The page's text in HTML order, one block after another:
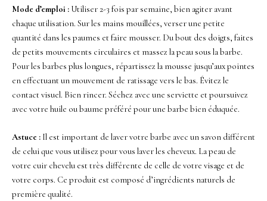
Mode d’emploi : Utiliser 2-3 fois par semaine, bien agiter avant
chaque utilisation. Sur les mains mouillées, verser une petite
quantité dans les paumes et faire mousser. Du bout des doigts, faites
de petits mouvements circulaires et massez la peau sous la barbe.
Pour les barbes plus longues, répartissez la mousse jusqu’aux pointes
en effectuant un mouvement de ratissage vers le bas. Évitez le
contact visuel. Bien rincer. Séchez avec une serviette et poursuivez
avec votre huile ou baume préféré pour une barbe bien éduquée.
Astuce : Il est important de laver votre barbe avec un savon différent
de celui que vous utilisez pour vous laver les cheveux. La peau de
votre cuir chevelu est très différente de celle de votre visage et de
votre corps. Ce produit est composé d’ingrédients naturels de
première qualité.